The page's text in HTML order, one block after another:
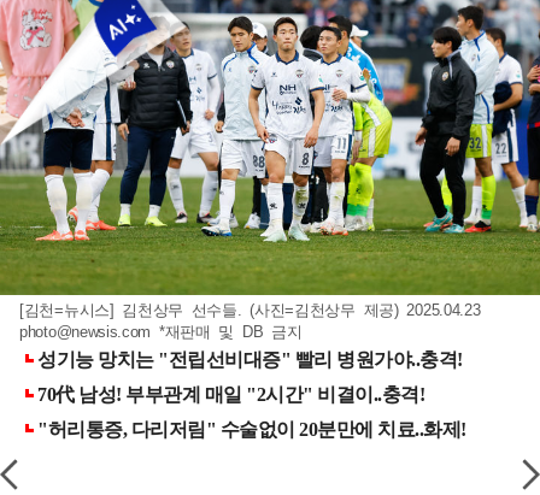
[김천=뉴시스] 김천상무 선수들. (사진=김천상무 제공) 2025.04.23
photo@newsis.com *재판매 및 DB 금지